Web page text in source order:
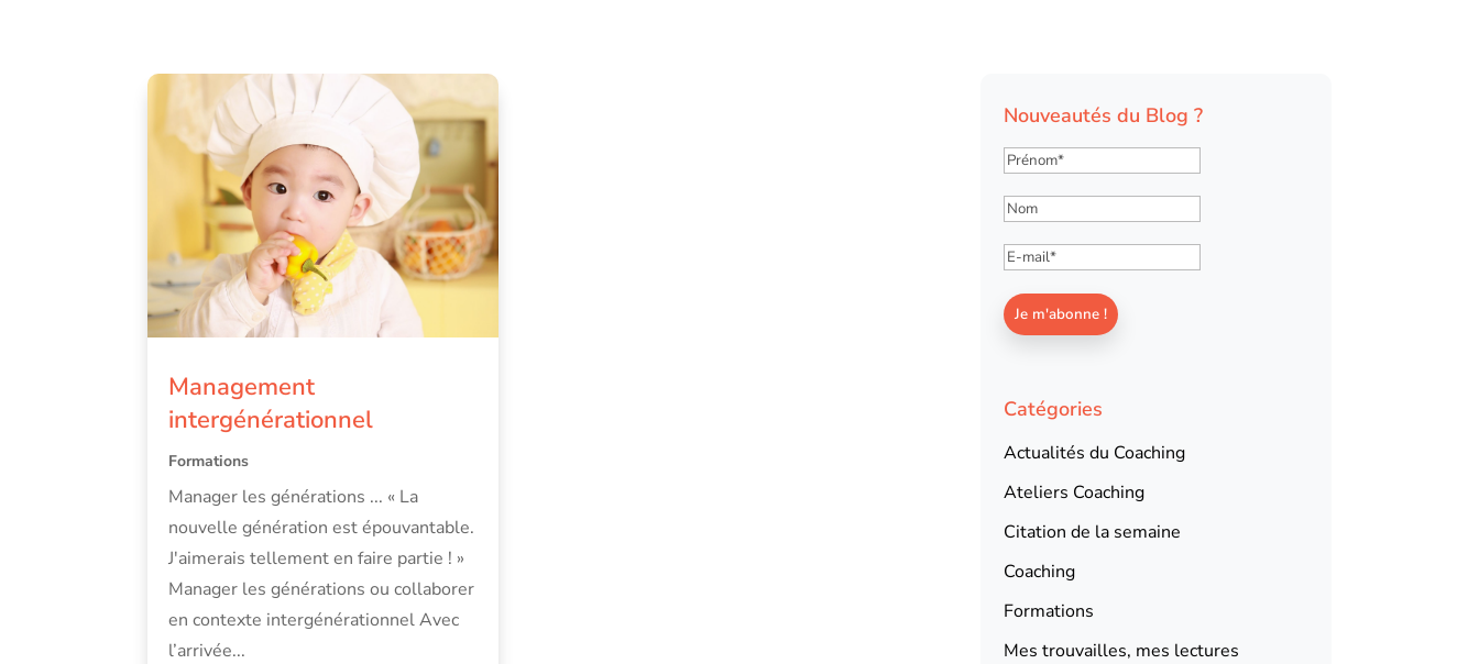
Management
intergénérationnel
Formations
Manager les générations ... « La
nouvelle génération est épouvantable.
J'aimerais tellement en faire partie ! »
Manager les générations ou collaborer
en contexte intergénérationnel Avec
l’arrivée...
Nouveautés du Blog ?
Catégories
Actualités du Coaching
Ateliers Coaching
Citation de la semaine
Coaching
Formations
Mes trouvailles, mes lectures